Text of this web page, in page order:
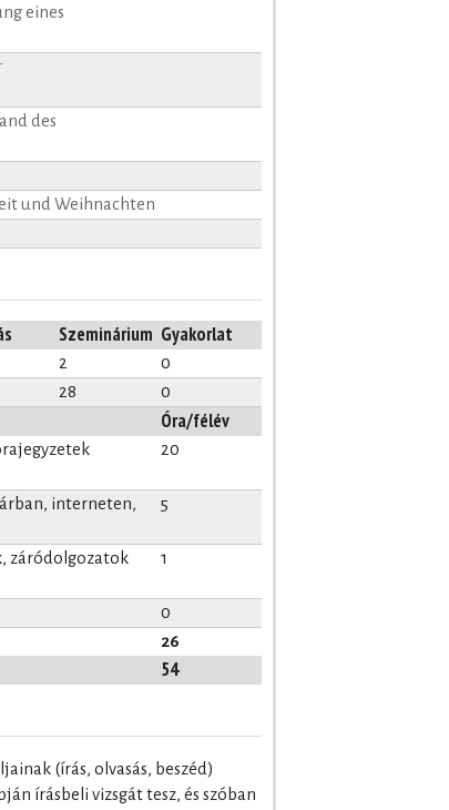
eines
des
und Weihnachten
Szeminárium Gyakorlat
2
0
28 0
Óra/félév
54
20
interneten,
5
záródolgozatok
1
0
26
(írás, olvasás, beszéd)
írásbeli vizsgát tesz, és szóban